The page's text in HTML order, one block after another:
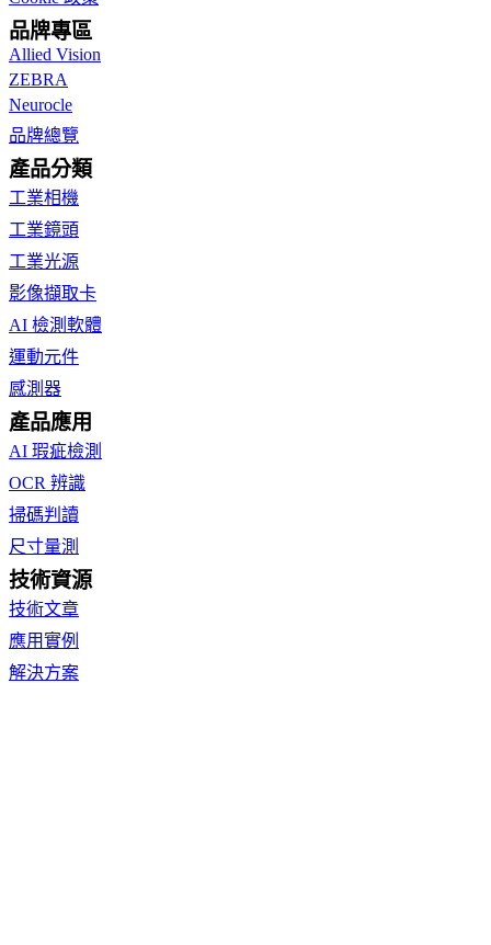
品牌專區
Allied Vision
ZEBRA
Neurocle
品牌總覽
產品分類
工業相機
工業鏡頭
工業光源
影像擷取卡
AI 檢測軟體
運動元件
感測器
產品應用
AI 瑕疵檢測
OCR 辨識
掃碼判讀
尺寸量測
技術資源
技術文章
應用實例
解決方案